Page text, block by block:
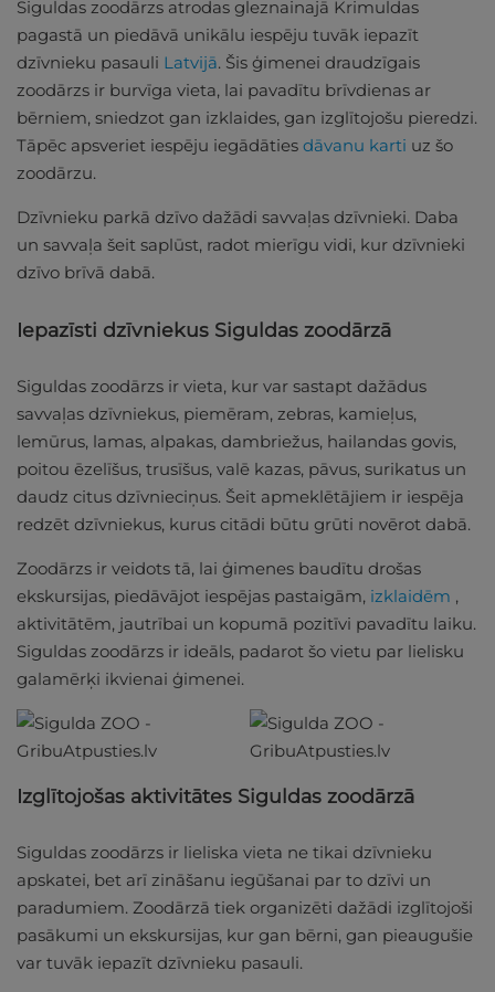
Siguldas zoodārzs atrodas gleznainajā Krimuldas
pagastā un piedāvā unikālu iespēju tuvāk iepazīt
dzīvnieku pasauli Latvijā. Šis ģimenei draudzīgais
zoodārzs ir burvīga vieta, lai pavadītu brīvdienas ar
bērniem, sniedzot gan izklaides, gan izglītojošu pieredzi.
Tāpēc apsveriet iespēju iegādāties dāvanu karti uz šo
zoodārzu.
Dzīvnieku parkā dzīvo dažādi savvaļas dzīvnieki. Daba
un savvaļa šeit saplūst, radot mierīgu vidi, kur dzīvnieki
dzīvo brīvā dabā.
Iepazīsti dzīvniekus Siguldas zoodārzā
Siguldas zoodārzs ir vieta, kur var sastapt dažādus
savvaļas dzīvniekus, piemēram, zebras, kamieļus,
lemūrus, lamas, alpakas, dambriežus, hailandas govis,
poitou ēzelīšus, trusīšus, valē kazas, pāvus, surikatus un
daudz citus dzīvnieciņus. Šeit apmeklētājiem ir iespēja
redzēt dzīvniekus, kurus citādi būtu grūti novērot dabā.
Zoodārzs ir veidots tā, lai ģimenes baudītu drošas
ekskursijas, piedāvājot iespējas pastaigām, izklaidēm ,
aktivitātēm, jautrībai un kopumā pozitīvi pavadītu laiku.
Siguldas zoodārzs ir ideāls, padarot šo vietu par lielisku
galamērķi ikvienai ģimenei.
Izglītojošas aktivitātes Siguldas zoodārzā
Siguldas zoodārzs ir lieliska vieta ne tikai dzīvnieku
apskatei, bet arī zināšanu iegūšanai par to dzīvi un
paradumiem. Zoodārzā tiek organizēti dažādi izglītojoši
pasākumi un ekskursijas, kur gan bērni, gan pieaugušie
var tuvāk iepazīt dzīvnieku pasauli.